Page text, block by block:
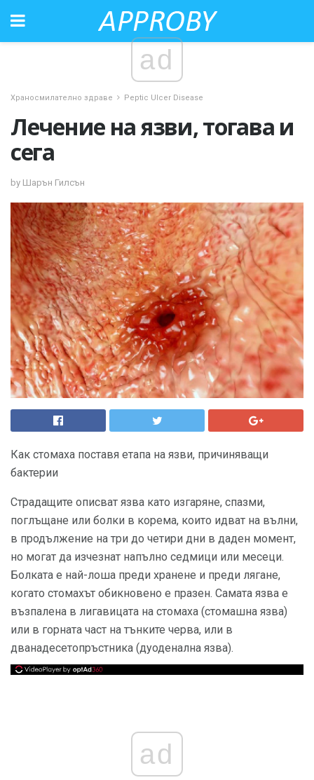
ad
Храносмилателно здраве Peptic Ulcer Disease
Лечение на язви, тогава и
сега
by Шарън Гилсън
Как стомаха поставя етапа на язви, причиняващи
бактерии
Страдащите описват язва като изгаряне, спазми,
поглъщане или болки в корема, които идват на вълни,
в продължение на три до четири дни в даден момент,
но могат да изчезнат напълно седмици или месеци.
Болката е най-лоша преди хранене и преди лягане,
когато стомахът обикновено е празен. Самата язва е
възпалена в лигавицата на стомаха (стомашна язва)
или в горната част на тънките черва, или в
дванадесетопръстника (дуоденална язва).
ad